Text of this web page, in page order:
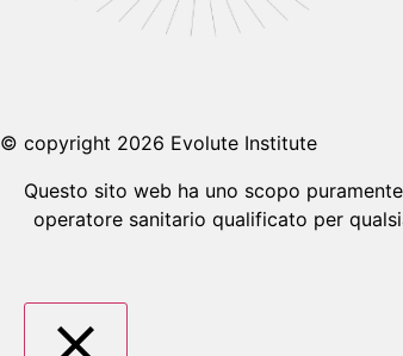
© copyright 2026 Evolute Institute
Questo sito web ha uno scopo
operatore sanitario qualificato per